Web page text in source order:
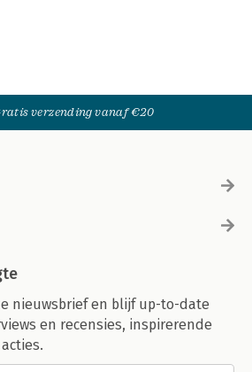
verzending vanaf €20
nieuwsbrief en blijf up-to-date
en recensies, inspirerende